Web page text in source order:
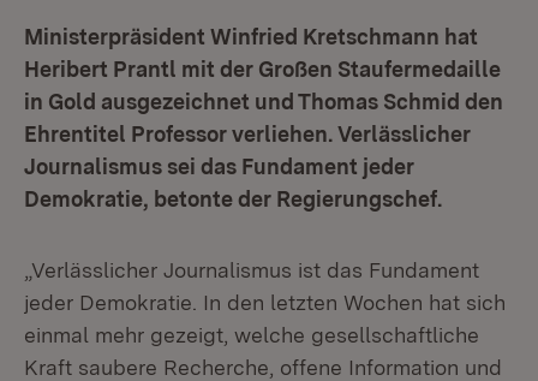
Ministerpräsident Winfried Kretschmann hat
Heribert Prantl mit der Großen Staufermedaille
in Gold ausgezeichnet und Thomas Schmid den
Ehrentitel Professor verliehen. Verlässlicher
Journalismus sei das Fundament jeder
Demokratie, betonte der Regierungschef.
„Verlässlicher Journalismus ist das Fundament
jeder Demokratie. In den letzten Wochen hat sich
einmal mehr gezeigt, welche gesellschaftliche
Kraft saubere Recherche, offene Information und